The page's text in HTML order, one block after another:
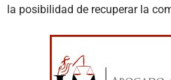
la posibilidad de recuperar la